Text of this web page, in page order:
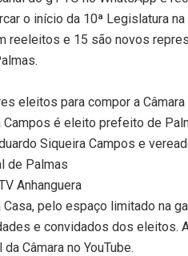
o início da 10ª Legislatura
reeleitos e 15 são novos
eleitos para compor a
Campos é eleito prefeito de
Siqueira Campos e
de Palmas
Anhanguera
Casa, pelo espaço limitado na
e convidados dos eleitos.
Câmara no YouTube.